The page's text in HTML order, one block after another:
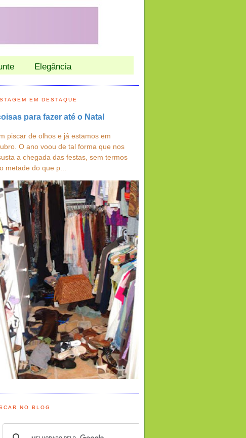
Elegância
EM DESTAQUE
para fazer até o Natal
piscar de olhos e já estamos em
O ano voou de tal forma que nos
a chegada das festas, sem termos
metade do que p...
NO BLOG